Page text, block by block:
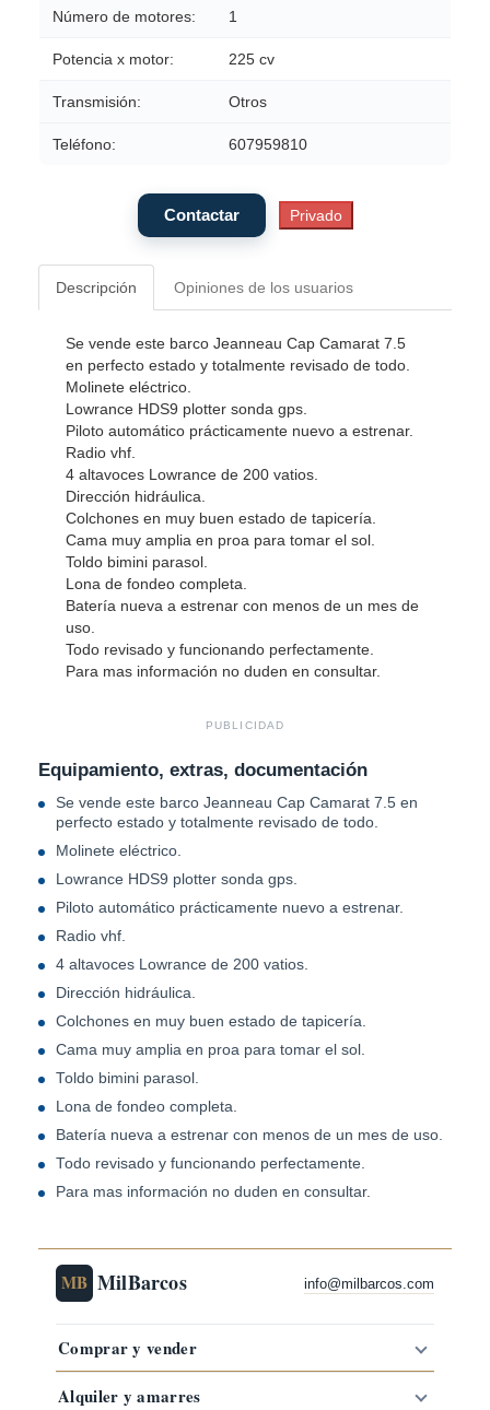
Número de motores: 1
Potencia x motor: 225 cv
Transmisión: Otros
Teléfono: 607959810
Descripción Opiniones de los usuarios
Se vende este barco Jeanneau Cap Camarat 7.5
en perfecto estado y totalmente revisado de todo.
Molinete eléctrico.
Lowrance HDS9 plotter sonda gps.
Piloto automático prácticamente nuevo a estrenar.
Radio vhf.
4 altavoces Lowrance de 200 vatios.
Dirección hidráulica.
Colchones en muy buen estado de tapicería.
Cama muy amplia en proa para tomar el sol.
Toldo bimini parasol.
Lona de fondeo completa.
Batería nueva a estrenar con menos de un mes de
uso.
Todo revisado y funcionando perfectamente.
Para mas información no duden en consultar.
PUBLICIDAD
Equipamiento, extras, documentación
Se vende este barco Jeanneau Cap Camarat 7.5 en
perfecto estado y totalmente revisado de todo.
Molinete eléctrico.
Lowrance HDS9 plotter sonda gps.
Piloto automático prácticamente nuevo a estrenar.
Radio vhf.
4 altavoces Lowrance de 200 vatios.
Dirección hidráulica.
Colchones en muy buen estado de tapicería.
Cama muy amplia en proa para tomar el sol.
Toldo bimini parasol.
Lona de fondeo completa.
Batería nueva a estrenar con menos de un mes de uso.
Todo revisado y funcionando perfectamente.
Para mas información no duden en consultar.
MB MilBarcos info@milbarcos.com
Comprar y vender
Alquiler y amarres